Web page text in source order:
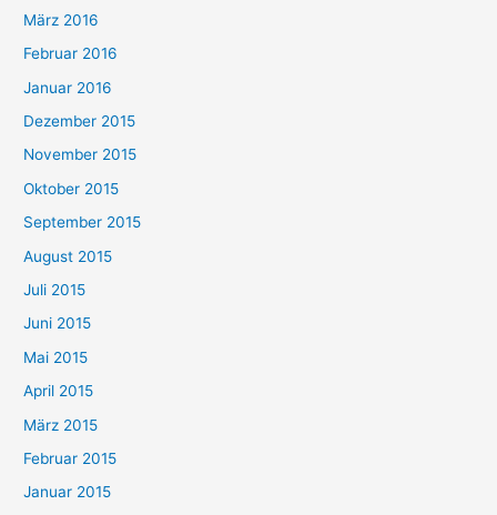
März 2016
Februar 2016
Januar 2016
Dezember 2015
November 2015
Oktober 2015
September 2015
August 2015
Juli 2015
Juni 2015
Mai 2015
April 2015
März 2015
Februar 2015
Januar 2015